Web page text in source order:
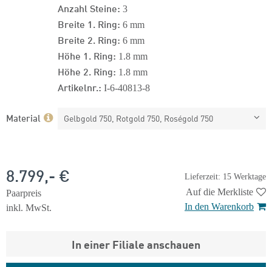
Anzahl Steine: 3
Breite 1. Ring: 6 mm
Breite 2. Ring: 6 mm
Höhe 1. Ring: 1.8 mm
Höhe 2. Ring: 1.8 mm
Artikelnr.: I-6-40813-8
Material Gelbgold 750, Rotgold 750, Roségold 750
Lieferzeit: 15 Werktage
8.799,- €
Paarpreis
inkl. MwSt.
Auf die Merkliste
In den Warenkorb
In einer Filiale anschauen